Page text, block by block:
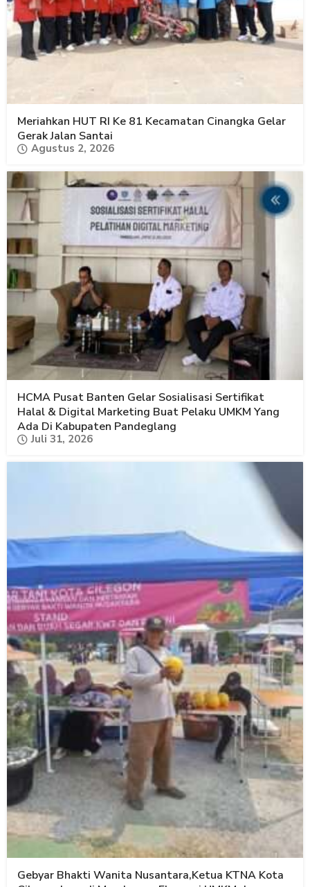
Meriahkan HUT RI Ke 81 Kecamatan Cinangka Gelar
Gerak Jalan Santai
Agustus 2, 2026
HCMA Pusat Banten Gelar Sosialisasi Sertifikat
Halal & Digital Marketing Buat Pelaku UMKM Yang
Ada Di Kabupaten Pandeglang
Juli 31, 2026
Gebyar Bhakti Wanita Nusantara,Ketua KTNA Kota